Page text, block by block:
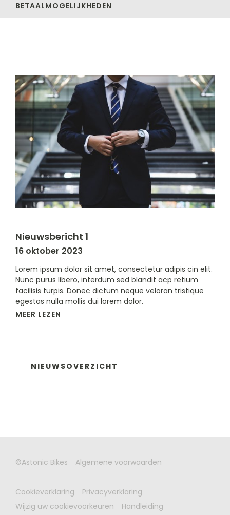
BETAALMOGELIJKHEDEN
Nieuwsbericht 1
16 oktober 2023
Lorem ipsum dolor sit amet, consectetur adipis cin elit.
Nunc purus libero, interdum sed blandit acp retium
facilisis turpis. Donec dictum neque veloran tristique
egestas nulla mollis dui lorem dolor.
MEER LEZEN
NIEUWSOVERZICHT
©Astonic Bikes Algemene voorwaarden
Cookieverklaring
Privacyverklaring
Wijzig uw cookievoorkeuren
Handleiding